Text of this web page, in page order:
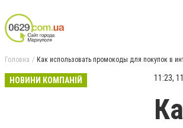
Головна Как использовать промокоды для покупок в
НОВИНИ КОМПАНІЙ 11:23,